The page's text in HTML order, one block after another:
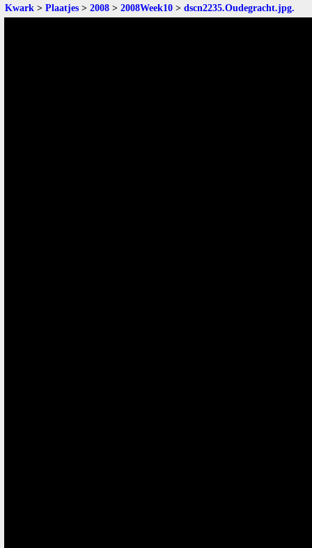
Kwark > Plaatjes > 2008 > 2008Week10 > dscn2235.Oudegracht.jpg.